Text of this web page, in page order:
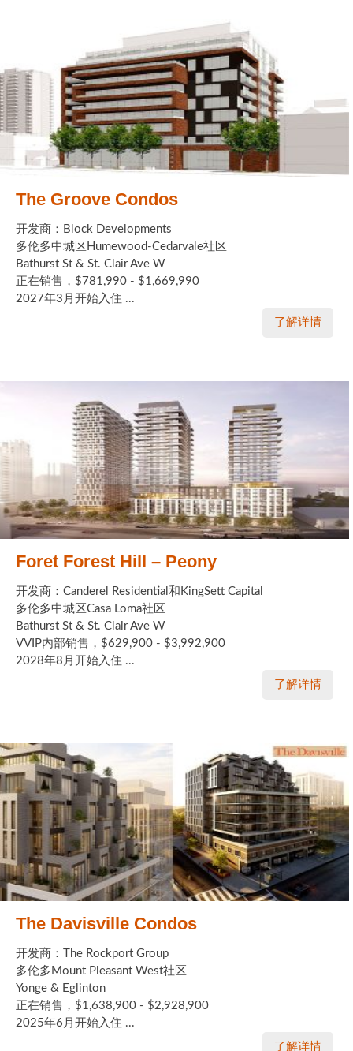
The Groove Condos
开发商：Block Developments
多伦多中城区Humewood-Cedarvale社区
Bathurst St & St. Clair Ave W
正在销售，$781,990 - $1,669,990
2027年3月开始入住 ...
了解详情
Foret Forest Hill – Peony
开发商：Canderel Residential和KingSett Capital
多伦多中城区Casa Loma社区
Bathurst St & St. Clair Ave W
VVIP内部销售，$629,900 - $3,992,900
2028年8月开始入住 ...
了解详情
The Davisville Condos
开发商：The Rockport Group
多伦多Mount Pleasant West社区
Yonge & Eglinton
正在销售，$1,638,900 - $2,928,900
2025年6月开始入住 ...
了解详情